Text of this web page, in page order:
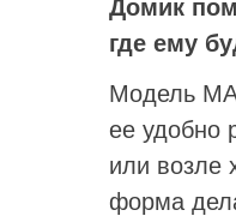
Домик
где ему
Модель
ее удобно
или возле
форма